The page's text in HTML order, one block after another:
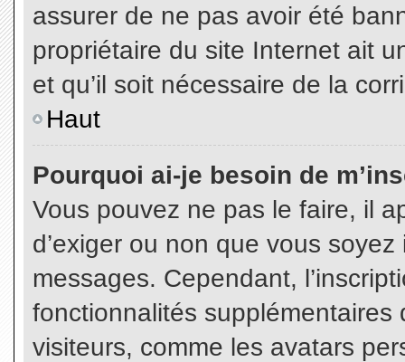
assurer de ne pas avoir été
propriétaire du site Internet ait
et qu’il soit nécessaire de la
Haut
Pourquoi ai-je besoin de
Vous pouvez ne pas le faire, il
d’exiger ou non que vous
messages. Cependant,
fonctionnalités
visiteurs, comme les avatars